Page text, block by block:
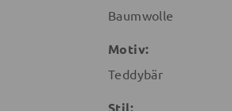
Baumwolle
Motiv:
Teddybär